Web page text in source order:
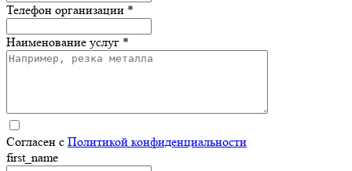
Телефон организации *
Наименование услуг *
Согласен с Политикой конфиденциальности
first_name